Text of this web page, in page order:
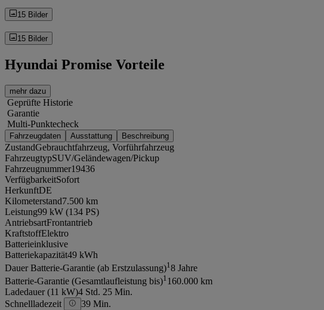
15 Bilder
15 Bilder
Hyundai Promise Vorteile
mehr dazu
Geprüfte Historie
Garantie
Multi-Punktecheck
Fahrzeugdaten Ausstattung Beschreibung
ZustandGebrauchtfahrzeug, Vorführfahrzeug
FahrzeugtypSUV/Geländewagen/Pickup
Fahrzeugnummer19436
VerfügbarkeitSofort
HerkunftDE
Kilometerstand7.500 km
Leistung99 kW (134 PS)
AntriebsartFrontantrieb
KraftstoffElektro
Batterieinklusive
Batteriekapazität49 kWh
Dauer Batterie-Garantie (ab Erstzulassung)1 8 Jahre
Batterie-Garantie (Gesamtlaufleistung bis)1160.000 km
Ladedauer (11 kW)4 Std. 25 Min.
Schnellladezeit
39 Min.